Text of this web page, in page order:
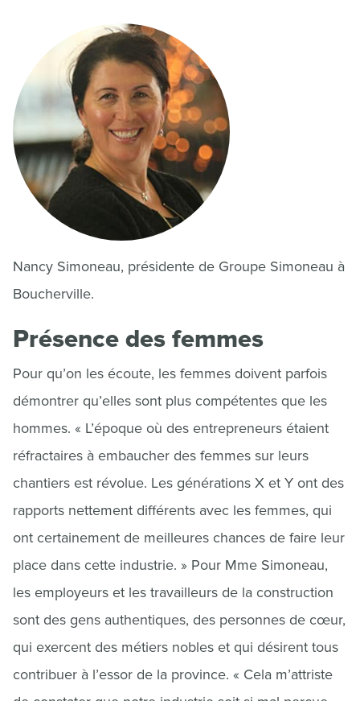
Nancy Simoneau, présidente de Groupe Simoneau à
Boucherville.
Présence des femmes
Pour qu’on les écoute, les femmes doivent parfois
démontrer qu’elles sont plus compétentes que les
hommes. « L’époque où des entrepreneurs étaient
réfractaires à embaucher des femmes sur leurs
chantiers est révolue. Les générations X et Y ont des
rapports nettement différents avec les femmes, qui
ont certainement de meilleures chances de faire leur
place dans cette industrie. » Pour Mme Simoneau,
les employeurs et les travailleurs de la construction
sont des gens authentiques, des personnes de cœur,
qui exercent des métiers nobles et qui désirent tous
contribuer à l’essor de la province. « Cela m’attriste